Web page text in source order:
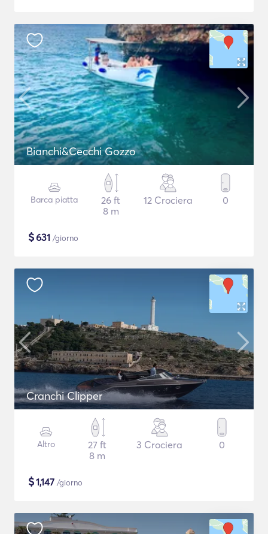
Bianchi&Cecchi Gozzo
Barca piatta
26 ft
8 m
12 Crociera 0
$631 /giorno
Cranchi Clipper
Altro
27 ft
8 m
3 Crociera 0
$1,147 /giorno